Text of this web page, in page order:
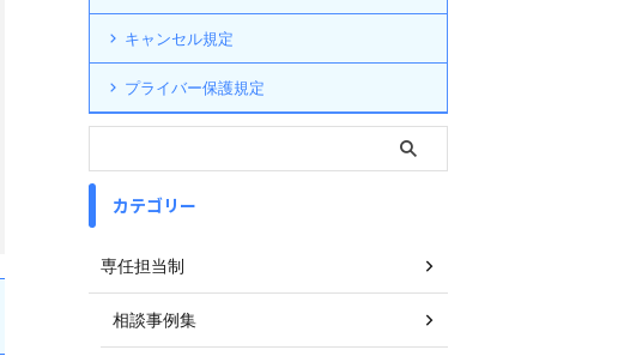
キャンセル規定
プライバー保護規定
カテゴリー
専任担当制
相談事例集